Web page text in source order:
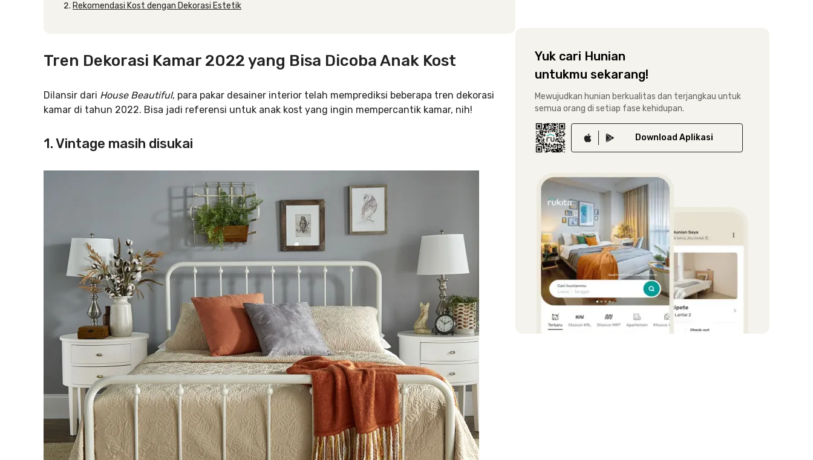
Rekomendasi Kost dengan Dekorasi Estetik
Tren Dekorasi Kamar 2022 yang Bisa Dicoba Anak Kost
Dilansir dari House Beautiful, para pakar desainer interior telah memprediksi beberapa tren dekorasi
kamar di tahun 2022. Bisa jadi referensi untuk anak kost yang ingin mempercantik kamar, nih!
1. Vintage masih disukai
Yuk cari Hunian
untukmu sekarang!
Mewujudkan hunian berkualitas dan terjangkau untuk
semua orang di setiap fase kehidupan.
Download Aplikasi